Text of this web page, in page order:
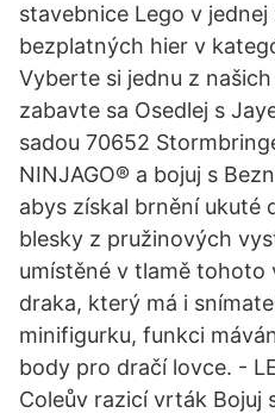
stavebnice Lego v
bezplatných hier v
Vyberte si jednu z
zabavte sa Osedlej s
sadou 70652
NINJAGO® a bojuj s
abys získal brnění ukuté
blesky z pružinových
umístěné v tlamě tohoto
draka, který má i
minifigurku, funkci
body pro dračí lovce. -
Coleův razicí vrták Bojuj